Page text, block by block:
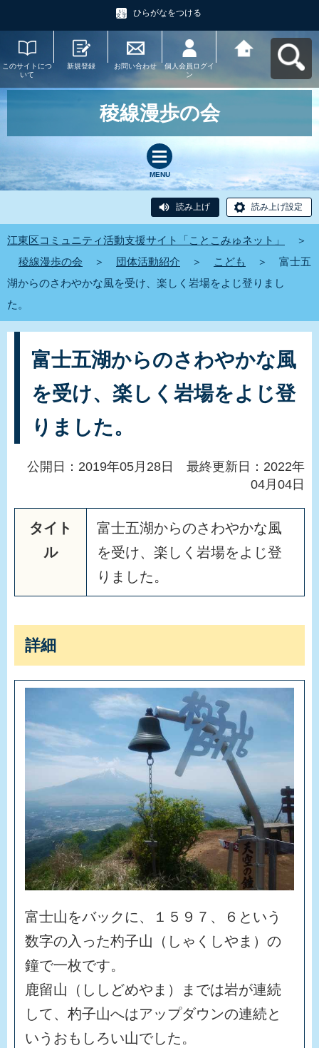
ひらがなをつける
このサイトにつ
いて
新規登録 お問い合わせ
個人会員ログイ
ン
イト「ことこみ
ゅネット」へ戻
稜線漫歩の会
MENU
読み上げ 読み上げ設定
江東区コミュニティ活動支援サイト「ことこみゅネット」
＞
稜線漫歩の会
＞ 団体活動紹介 ＞ こども ＞
富士五
湖からのさわやかな風を受け、楽しく岩場をよじ登りまし
た。
富士五湖からのさわやかな風
を受け、楽しく岩場をよじ登
りました。
公開日：2019年05月28日 最終更新日：2022年
04月04日
タイト
ル
富士五湖からのさ わやかな風
を受け、 楽 し く 岩場を よ じ登
り ま した。
詳細
富士山をバッ ク に、 １ ５ ９ ７ 、 ６ と いう
数字の 入 った杓子山 （ し ゃ く しや ま ） の
鐘で一枚です。
鹿留山 （ し し どめや ま ） ま では岩が連続
して、 杓子山へはアップダウ ンの連続と
いう おも し ろい山でした。